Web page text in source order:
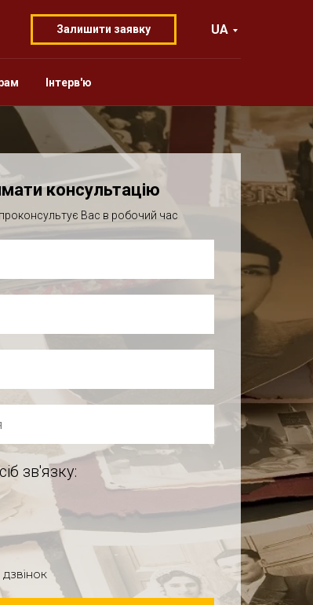
Залишити заявку UA
Інтерв'ю
консультацію
Вас в робочий час
зв'язку: